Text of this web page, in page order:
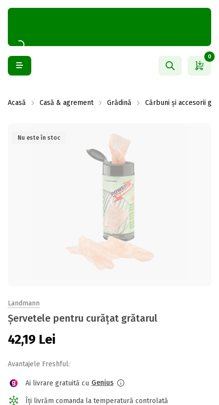
0
Acasă Casă & agrement Grădină Cărbuni și accesorii
Nu este în stoc
Landmann
Șervetele pentru curățat grătarul
42,19 Lei
Avantajele Freshful:
Ai livrare gratuită cu Genius
Îți livrăm comanda la temperatură controlată